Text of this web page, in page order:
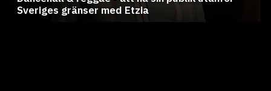
Sveriges gränser med Etzia